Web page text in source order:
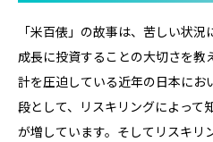
「米百俵」の故事は、苦しい状
成長に投資することの大切さを教
計を圧迫している近年の日本にお
段として、リスキリングによって
が増しています。そしてリスキリ